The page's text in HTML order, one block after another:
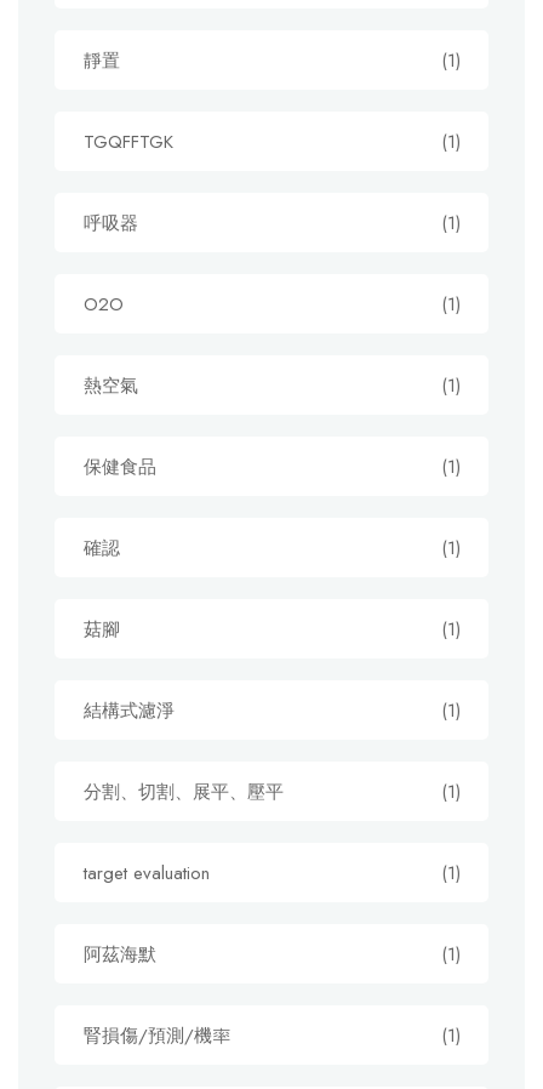
靜置 (1)
TGQFFTGK (1)
呼吸器 (1)
O2O (1)
熱空氣 (1)
保健食品 (1)
確認 (1)
菇腳 (1)
結構式濾淨 (1)
分割、切割、展平、壓平 (1)
target evaluation (1)
阿茲海默 (1)
腎損傷/預測/機率 (1)